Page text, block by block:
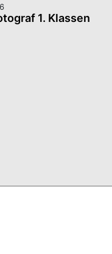
1. Klassen